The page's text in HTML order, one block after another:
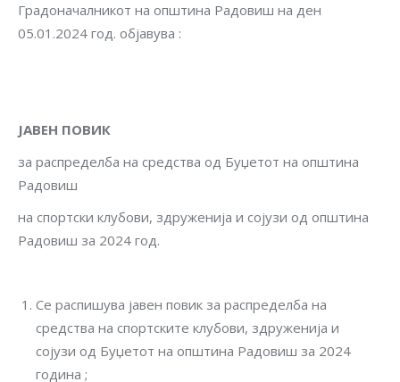
Градоначалникот на општина Радовиш на ден
05.01.2024 год. објавува :
JАВЕН ПОВИК
за распределба на средства од Буџетот на општина
Радовиш
на спортски клубови, здруженија и сојузи од општина
Радовиш за 2024 год.
Се распишува јавен повик за распределба на
средства на спортските клубови, здруженија и
сојузи од Буџетот на општина Радовиш за 2024
година ;